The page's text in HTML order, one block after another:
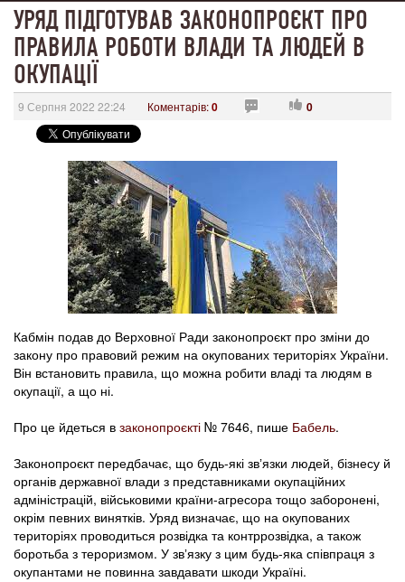
УРЯД ПІДГОТУВАВ ЗАКОНОПРОЄКТ ПРО
ПРАВИЛА РОБОТИ ВЛАДИ ТА ЛЮДЕЙ В
ОКУПАЦІЇ
9 Серпня 2022 22:24 Коментарів:0 0
Кабмін подав до Верховної Ради законопроєкт про зміни до
закону про правовий режим на окупованих територіях України.
Він встановить правила, що можна робити владі та людям в
окупації, а що ні.
Про це йдеться в законопроєкті № 7646, пише Бабель.
Законопроєкт передбачає, що будь-які звʼязки людей, бізнесу й
органів державної влади з представниками окупаційних
адміністрацій, військовими країни-агресора тощо заборонені,
окрім певних винятків. Уряд визначає, що на окупованих
територіях проводиться розвідка та контррозвідка, а також
боротьба з тероризмом. У звʼязку з цим будь-яка співпраця з
окупантами не повинна завдавати шкоди Україні.